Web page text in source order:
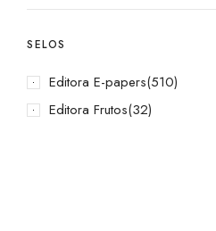
SELOS
Editora E-papers(510)
Editora Frutos(32)